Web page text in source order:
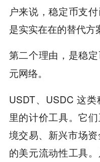
户来说，稳定币支
是实实在在的替代方
第二个理由，是稳
元网络。
USDT、USDC 这
里的计价工具。它
境交易、新兴市场
的美元流动性工具